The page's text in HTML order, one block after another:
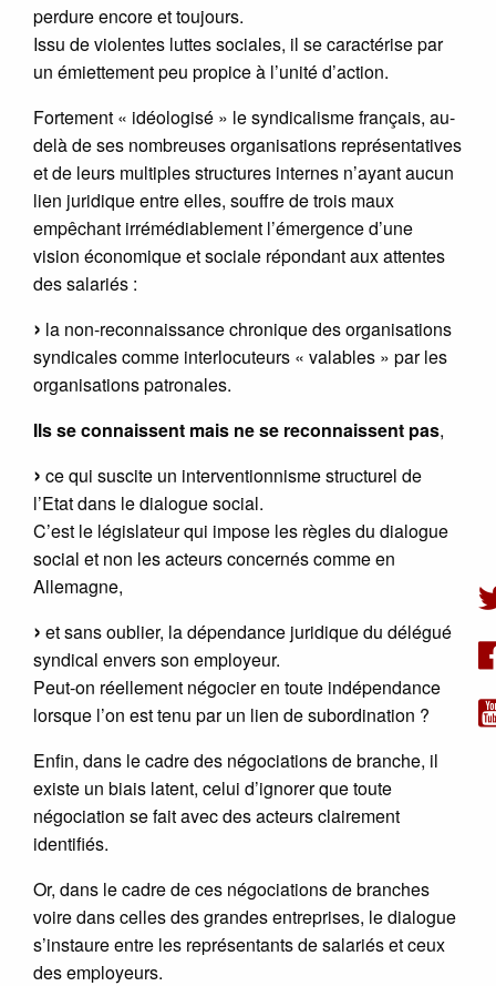
perdure encore et toujours.
Issu de violentes luttes sociales, il se caractérise par
un émiettement peu propice à l’unité d’action.
Fortement « idéologisé » le syndicalisme français, au-
delà de ses nombreuses organisations représentatives
et de leurs multiples structures internes n’ayant aucun
lien juridique entre elles, souffre de trois maux
empêchant irrémédiablement l’émergence d’une
vision économique et sociale répondant aux attentes
des salariés :
la non-reconnaissance chronique des organisations
syndicales comme interlocuteurs « valables » par les
organisations patronales.
Ils se connaissent mais ne se reconnaissent pas,
ce qui suscite un interventionnisme structurel de
l’Etat dans le dialogue social.
C’est le législateur qui impose les règles du dialogue
social et non les acteurs concernés comme en
Allemagne,
et sans oublier, la dépendance juridique du délégué
syndical envers son employeur.
Peut-on réellement négocier en toute indépendance
lorsque l’on est tenu par un lien de subordination ?
Enfin, dans le cadre des négociations de branche, il
existe un biais latent, celui d’ignorer que toute
négociation se fait avec des acteurs clairement
identifiés.
Or, dans le cadre de ces négociations de branches
voire dans celles des grandes entreprises, le dialogue
s’instaure entre les représentants de salariés et ceux
des employeurs.